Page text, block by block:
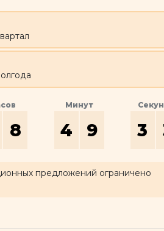
8
Минут
4 9 3
предложений ограничено